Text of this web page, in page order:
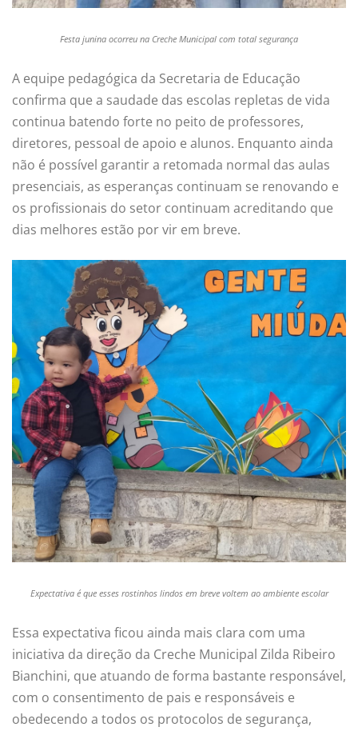
Festa junina ocorreu na Creche Municipal com total segurança
A equipe pedagógica da Secretaria de Educação
confirma que a saudade das escolas repletas de vida
continua batendo forte no peito de professores,
diretores, pessoal de apoio e alunos. Enquanto ainda
não é possível garantir a retomada normal das aulas
presenciais, as esperanças continuam se renovando e
os profissionais do setor continuam acreditando que
dias melhores estão por vir em breve.
Expectativa é que esses rostinhos lindos em breve voltem ao ambiente escolar
Essa expectativa ficou ainda mais clara com uma
iniciativa da direção da Creche Municipal Zilda Ribeiro
Bianchini, que atuando de forma bastante responsável,
com o consentimento de pais e responsáveis e
obedecendo a todos os protocolos de segurança,